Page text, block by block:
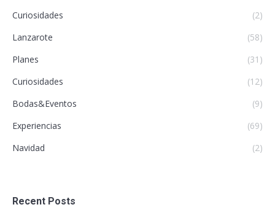
Curiosidades
(2)
Lanzarote
(58)
Planes
(31)
Curiosidades
(12)
Bodas&Eventos
(9)
Experiencias
(69)
Navidad
(2)
Recent Posts